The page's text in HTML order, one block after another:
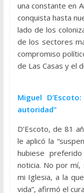
una constante en
conquista hasta
lado de los
de los sectores
compromiso
de Las Casas y el
Miguel
autoridad”
D’Escoto, de 81
le aplicó la
hubiese
noticia. No por
mi Iglesia, a la
vida”, afirmó el